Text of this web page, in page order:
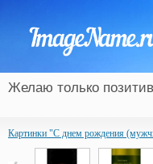
Желаю только
Картинки "С днем рождения